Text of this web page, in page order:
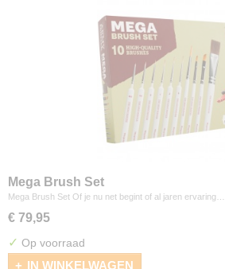
Mega Brush Set
Mega Brush Set Of je nu net begint of al jaren ervaring…
€ 79,95
✓ Op voorraad
IN WINKELWAGEN